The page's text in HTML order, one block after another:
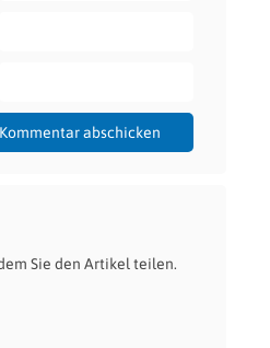
Sie den Artikel teilen.